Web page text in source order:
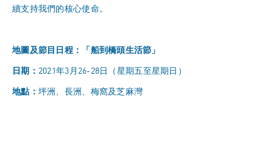
續支持我們的核心使命。
地圖及節目日程：「船到橋頭生活節」
日期： 2021年3月26-28日（星期五至星期日）
地點： 坪洲、長洲、梅窩及芝麻灣